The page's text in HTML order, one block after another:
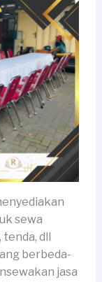
sewa
dll
berbeda-
jasa